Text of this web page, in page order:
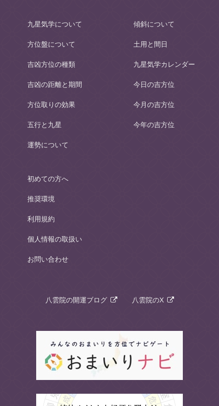
九星気学について
方位盤について
吉凶方位の種類
吉凶の距離と期間
方位取りの効果
五行と九星
運勢について
傾斜について
土用と間日
九星気学カレンダー
今日の吉方位
今月の吉方位
今年の吉方位
初めての方へ
推奨環境
利用規約
個人情報の取扱い
お問い合わせ
八雲院の開運ブログ 八雲院のX